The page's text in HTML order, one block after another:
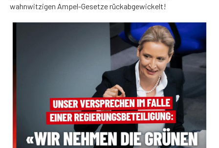
wahnwitzigen Ampel-Gesetze rückabgewickelt!